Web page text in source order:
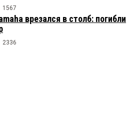
1567
врезался в столб: погибли
2336